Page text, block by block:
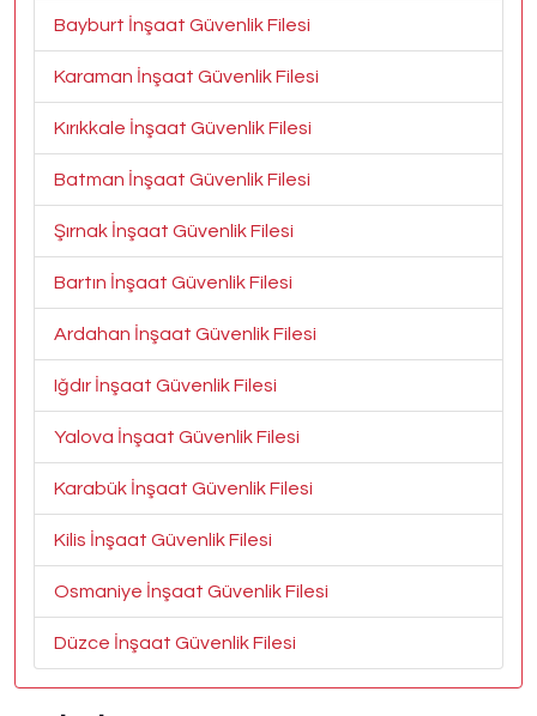
Bayburt İnşaat Güvenlik Filesi
Karaman İnşaat Güvenlik Filesi
Kırıkkale İnşaat Güvenlik Filesi
Batman İnşaat Güvenlik Filesi
Şırnak İnşaat Güvenlik Filesi
Bartın İnşaat Güvenlik Filesi
Ardahan İnşaat Güvenlik Filesi
Iğdır İnşaat Güvenlik Filesi
Yalova İnşaat Güvenlik Filesi
Karabük İnşaat Güvenlik Filesi
Kilis İnşaat Güvenlik Filesi
Osmaniye İnşaat Güvenlik Filesi
Düzce İnşaat Güvenlik Filesi